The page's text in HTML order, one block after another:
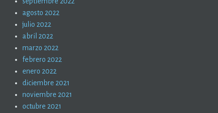
agosto 2022
julio 2022
abril 2022
marzo 2022
febrero 2022
enero 2022
diciembre 2021
noviembre 2021
octubre 2021